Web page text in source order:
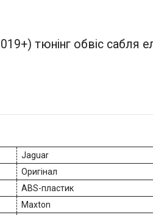
тюнінг обвіс сабля
Jaguar
Оригінал
ABS-пластик
Maxton